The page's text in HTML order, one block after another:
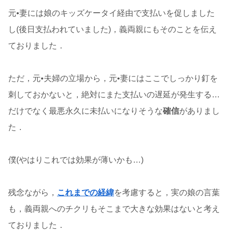
元•妻には娘のキッズケータイ経由で支払いを促しました
し(後日支払われていました)，義両親にもそのことを伝え
ておりました．
ただ，元•夫婦の立場から，元•妻にはここでしっかり釘を
刺しておかないと，絶対にまた支払いの遅延が発生する…
だけでなく最悪永久に未払いになりそうな確信がありまし
た．
僕(やはりこれでは効果が薄いかも…)
残念ながら， これまでの経緯を考慮すると，実の娘の言葉
も，義両親へのチクリもそこまで大きな効果はないと考え
ておりました．